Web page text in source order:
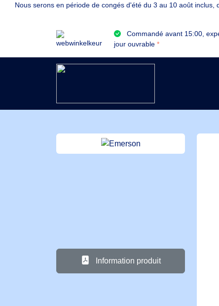
Nous serons en période de congés d'été du 3 au 10 août
Commandé avant 15:00,
jour ouvrable *
Information produit